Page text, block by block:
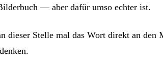
— aber dafür umso echter ist.
dieser Stelle mal das Wort direkt an